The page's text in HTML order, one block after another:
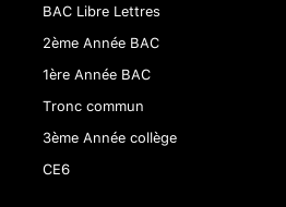
BAC Libre Lettres
2ème Année BAC
1ère Année BAC
Tronc commun
3ème Année collège
CE6